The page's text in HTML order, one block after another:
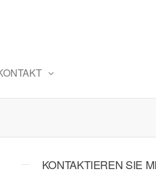
KONTAKTIEREN SIE